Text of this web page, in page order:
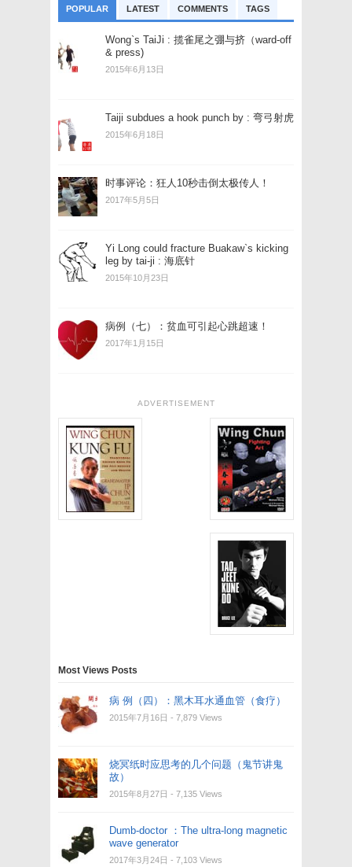
POPULAR LATEST COMMENTS TAGS
Wong`s TaiJi : 揽雀尾之弸与挤（ward-off
& press)
2015年6月13日
Taiji subdues a hook punch by : 弯弓射虎
2015年6月18日
时事评论：狂人10秒击倒太极传人！
2017年5月5日
Yi Long could fracture Buakaw`s kicking
leg by tai-ji : 海底针
2015年10月23日
病例（七）：贫血可引起心跳超速！
2017年1月15日
ADVERTISEMENT
Most Views Posts
病 例（四）：黑木耳水通血管（食疗）
2015年7月16日 - 7,879 Views
烧冥纸时应思考的几个问题（鬼节讲鬼
故）
2015年8月27日 - 7,135 Views
Dumb-doctor ：The ultra-long magnetic
wave generator
2017年3月24日 - 7,103 Views